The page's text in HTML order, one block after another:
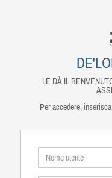
LE DÀ IL
Per accedere,